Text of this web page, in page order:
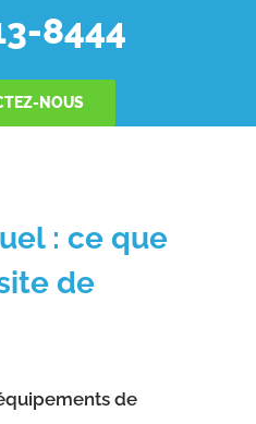
8444
NOUS
: ce que
de
de